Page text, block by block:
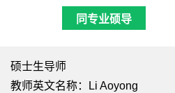
同专业硕导
硕士生导师
教师英文名称：Li Aoyong